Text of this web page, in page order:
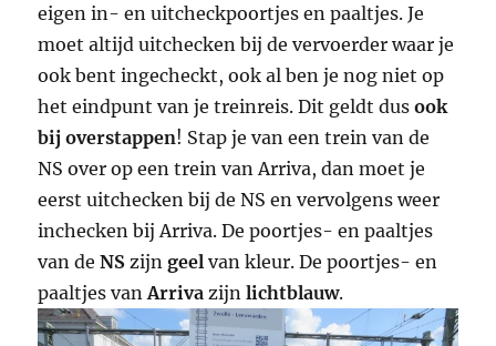
eigen in- en uitcheckpoortjes en paaltjes. Je
moet altijd uitchecken bij de vervoerder waar je
ook bent ingecheckt, ook al ben je nog niet op
het eindpunt van je treinreis. Dit geldt dusook
bij overstappen! Stap je van een trein van de
NS over op een trein van Arriva, dan moet je
eerst uitchecken bij de NS en vervolgens weer
inchecken bij Arriva. De poortjes- en paaltjes
van deNS zijngeel van kleur. De poortjes- en
paaltjes vanArriva zijnlichtblauw.